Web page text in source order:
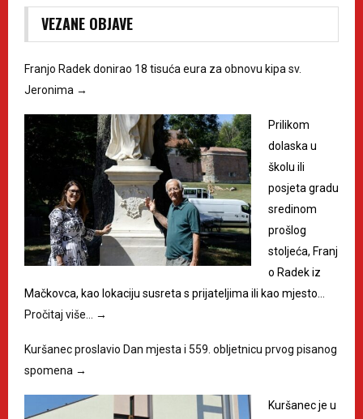
VEZANE OBJAVE
Franjo Radek donirao 18 tisuća eura za obnovu kipa sv.
Jeronima →
Prilikom
dolaska u
školu ili
posjeta gradu
sredinom
prošlog
stoljeća, Franj
o Radek iz
Mačkovca, kao lokaciju susreta s prijateljima ili kao mjesto…
Pročitaj više… →
Kuršanec proslavio Dan mjesta i 559. obljetnicu prvog pisanog
spomena →
Kuršanec je u